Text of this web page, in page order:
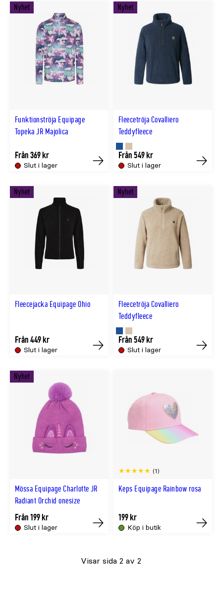
färgfärg
Funktionströja Equipage
Topeka JR Majolica
Nyhet
Slut i lager
Från 369 kr
Köp
Fleecetröja Covalliero
Teddyfleece
Finns
NAVY
färg
Finns
BEIGE
färg
Nyhet
Slut i lager
Från 549 kr
Köp
Fleecejacka Equipage Ohio
Nyhet
Slut i lager
Från 449 kr
Köp
Fleecetröja Covalliero
Teddyfleece
Finns
Finns
Nyhet
Slut i lager
Från 549 kr
Köp
Mössa Equipage Charlotte JR
Radiant Orchid onesize
Nyhet
Slut i lager
Från 199 kr
Köp
Keps Equipage Rainbow rosa
(1)
Köp i butik
199 kr
Visar sida 2 av 2